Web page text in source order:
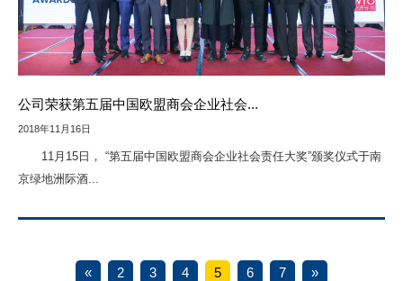
公司荣获第五届中国欧盟商会企业社会...
2018年11月16日
11月15日， “第五届中国欧盟商会企业社会责任大奖”颁奖仪式于南
京绿地洲际酒...
« 2 3 4 5 6 7 »